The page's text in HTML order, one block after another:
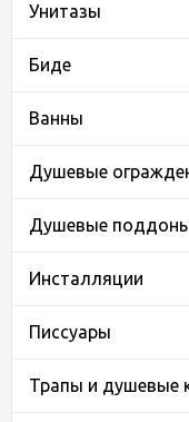
Унитазы
Биде
Ванны
Душевые
Душевые
Инсталляции
Писсуары
Трапы и душевые